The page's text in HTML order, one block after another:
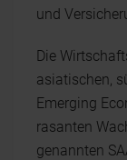
und
Die
asiatischen,
Emerging
rasanten
genannten